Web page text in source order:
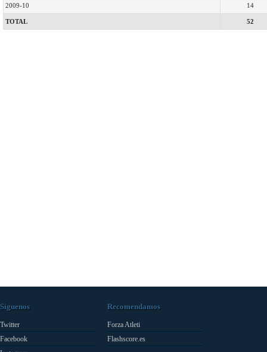
2009-10 14
TOTAL 52
Síguenos
Twitter
Facebook
Recomendamos
Forza Atleti
Flashscore.es